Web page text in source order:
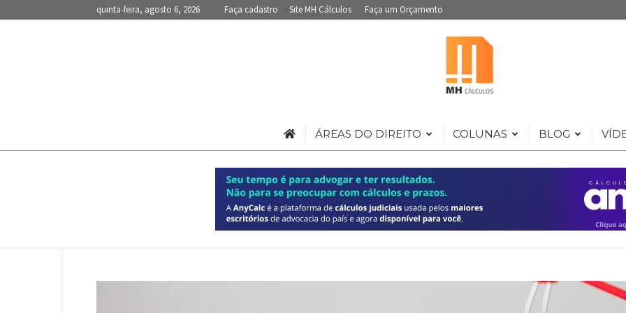
quinta-feira, agosto 6, 2026 Faça cadastro Site MH Cálculos Faça um Orçamento
ÁREAS DO DIREITO COLUNAS BLOG